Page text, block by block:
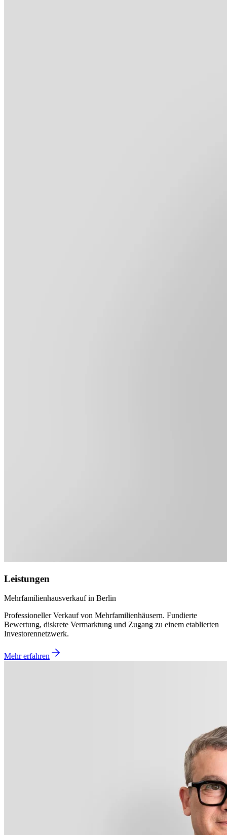
Leistungen
Mehrfamilienhausverkauf in Berlin
Professioneller Verkauf von Mehrfamilienhäusern. Fundierte
Bewertung, diskrete Vermarktung und Zugang zu einem etablierten
Investorennetzwerk.
Mehr erfahren